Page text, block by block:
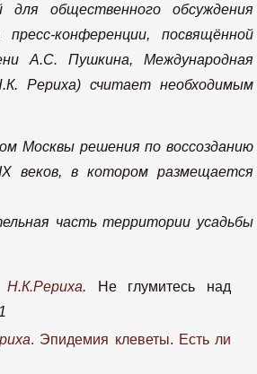
для общественного обсуждения
конференции, посвящённой
А.С. Пушкина, Международная
Рериха) считает необходимым
Москвы решения по воссозданию
веков, в котором размещается
часть территории усадьбы
.
Не глумитесь над
. Эпидемия клеветы. Есть ли